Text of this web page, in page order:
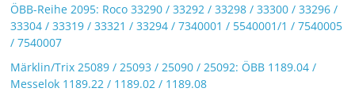
ÖBB-Reihe 2095: Roco 33290 / 33292 / 33298 / 33300 / 33296 /
33304 / 33319 / 33321 / 33294 / 7340001 / 5540001/1 / 7540005
/ 7540007
Märklin/Trix 25089 / 25093 / 25090 / 25092: ÖBB 1189.04 /
Messelok 1189.22 / 1189.02 / 1189.08